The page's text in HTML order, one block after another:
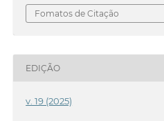
Fomatos de Citação
EDIÇÃO
v. 19 (2025)